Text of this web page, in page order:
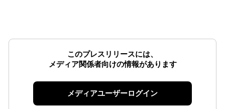
このプレスリリースには、
メディア関係者向けの情報があります
メディアユーザーログイン